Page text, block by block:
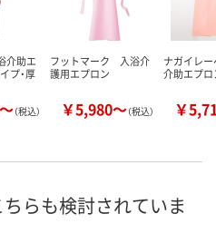
介助エ
プ・厚
（税込）
フットマーク 入浴介
護用エプロン
￥5,980～（税込）
ナガイレ
介助エプロ
￥
らも検討されていま